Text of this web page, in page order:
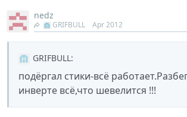
nedz
GRIFBULL Apr 2012
GRIFBULL:
подёргал стики-всё
инверте всё,что шевелится !!!